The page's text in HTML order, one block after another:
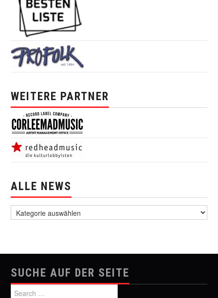
WEITERE PARTNER
ALLE NEWS
SUCHE AUF DER SEITE
Search for: